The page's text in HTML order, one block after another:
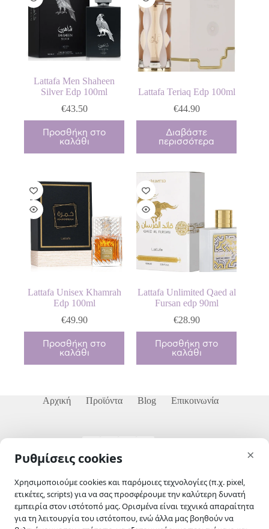
Lattafa Men Shaheen
Silver Edp 100ml
€43.50
Προσθήκη στο
καλάθι
Lattafa Teriaq Edp 100ml
€44.90
Διαβάστε
περισσότερα
Lattafa Unisex Khamrah
Edp 100ml
€49.90
Προσθήκη στο
καλάθι
Lattafa Unlimited Qaed al
Fursan edp 90ml
€28.90
Προσθήκη στο
καλάθι
Αρχική Προϊόντα Blog Επικοινωνία
Το Euphoria Cosmetics είναι ένας χώρος όπου η φροντίδα
skip-to-actions
Ρυθμίσεις cookies ×
Χρησιμοποιούμε cookies και παρόμοιες τεχνολογίες (π.χ. pixel,
ετικέτες, scripts) για να σας προσφέρουμε την καλύτερη δυνατή
εμπειρία στον ιστότοπό μας. Ορισμένα είναι τεχνικά απαραίτητα
για τη λειτουργία του ιστότοπου, ενώ άλλα μας βοηθούν να